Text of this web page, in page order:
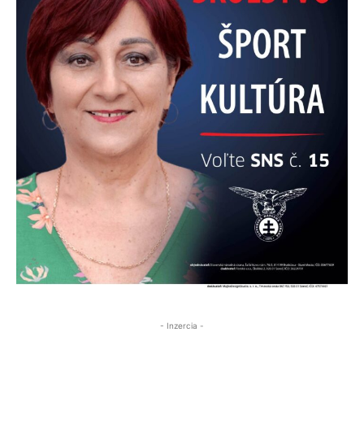
- Inzercia -